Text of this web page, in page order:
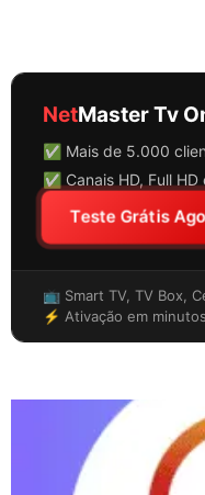
NetMaster Tv
✅ Mais de 5.000
✅ Canais HD, Full
Teste Grátis
📺 Smart TV, TV Box,
⚡ Ativação em minutos